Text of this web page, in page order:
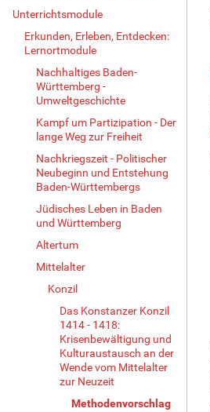
Unterrichtsmodule
Erkunden, Erleben, Entdecken:
Lernortmodule
Nachhaltiges Baden-
Württemberg -
Umweltgeschichte
Kampf um Partizipation - Der
lange Weg zur Freiheit
Nachkriegszeit - Politischer
Neubeginn und Entstehung
Baden-Württembergs
Jüdisches Leben in Baden
und Württemberg
Altertum
Mittelalter
Konzil
Das Konstanzer Konzil
1414 - 1418:
Krisenbewältigung und
Kulturaustausch an der
Wende vom Mittelalter
zur Neuzeit
Methodenvorschlag